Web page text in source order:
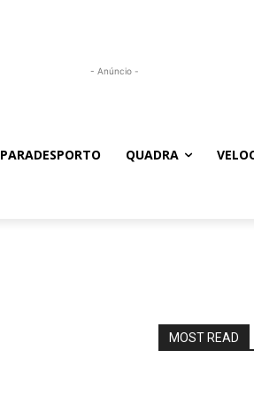
- Anúncio -
PARADESPORTO QUADRA
MOST READ